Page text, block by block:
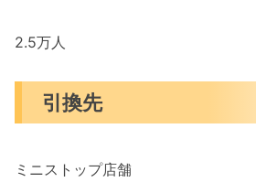
2.5万人
引換先
ミニストップ店舗